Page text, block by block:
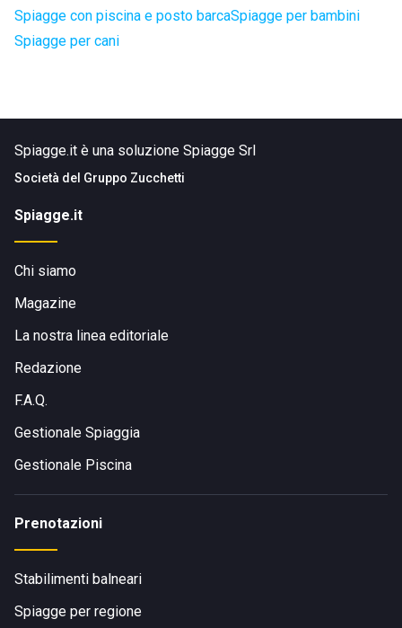
Spiagge con piscina e posto barcaSpiagge per bambini
Spiagge per cani
Spiagge.it è una soluzione Spiagge Srl
Società del Gruppo Zucchetti
Spiagge.it
Chi siamo
Magazine
La nostra linea editoriale
Redazione
F.A.Q.
Gestionale Spiaggia
Gestionale Piscina
Prenotazioni
Stabilimenti balneari
Spiagge per regione